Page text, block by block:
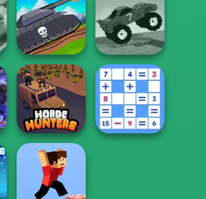
Tanks 2D: Tank
Wars
Funny Mad
Racing
Horde Hunters